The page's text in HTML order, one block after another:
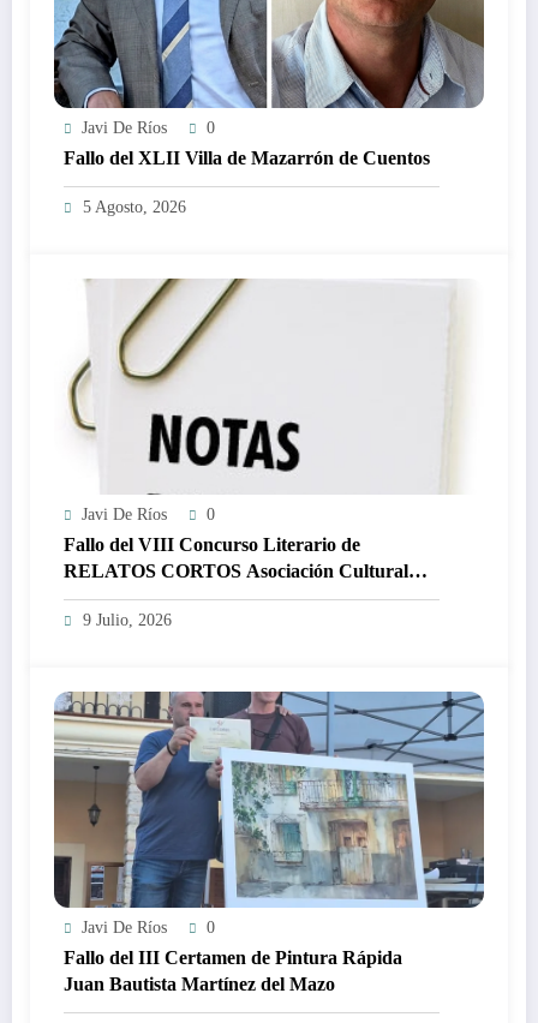
Javi De Ríos 0
Fallo del XLII Villa de Mazarrón de Cuentos
5 Agosto, 2026
Javi De Ríos 0
Fallo del VIII Concurso Literario de
RELATOS CORTOS Asociación Cultural
C.B. Torrevelilla
9 Julio, 2026
Javi De Ríos 0
Fallo del III Certamen de Pintura Rápida
Juan Bautista Martínez del Mazo